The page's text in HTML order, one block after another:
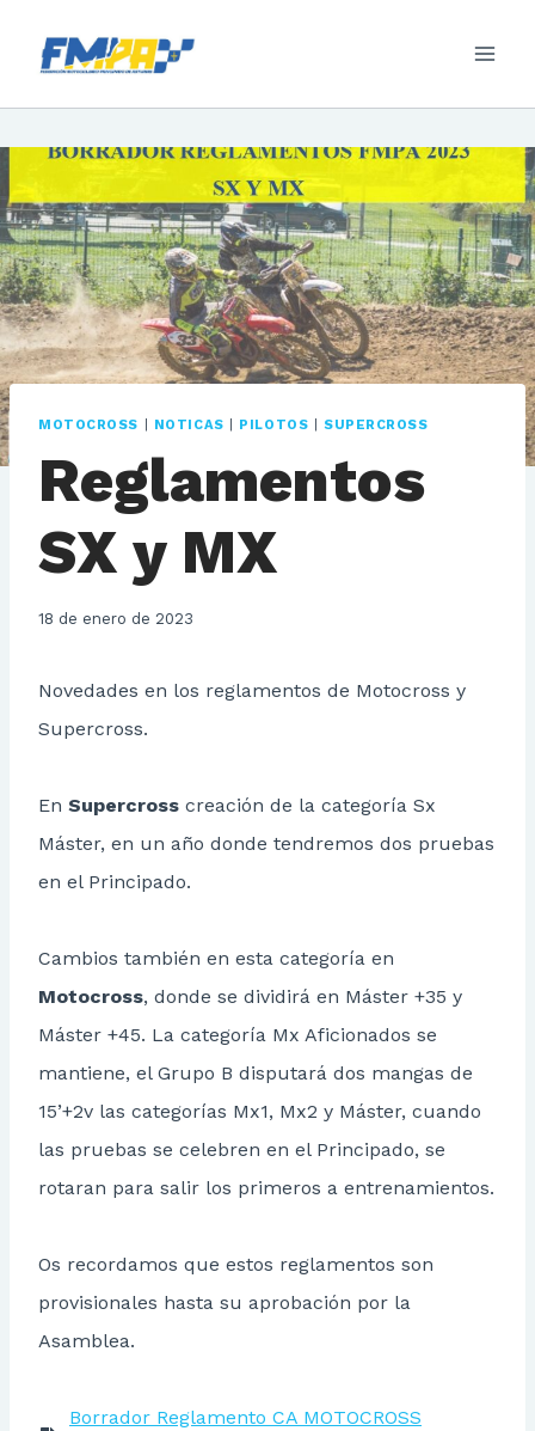
MOTOCROSS NOTICAS PILOTOS SUPERCROSS
Reglamentos
SX y MX
18 de enero de 2023
Novedades en los reglamentos de Motocross y
Supercross.
En Supercross creación de la categoría Sx
Máster, en un año donde tendremos dos pruebas
en el Principado.
Cambios también en esta categoría en
Motocross, donde se dividirá en Máster +35 y
Máster +45. La categoría Mx Aficionados se
mantiene, el Grupo B disputará dos mangas de
15’+2v las categorías Mx1, Mx2 y Máster, cuando
las pruebas se celebren en el Principado, se
rotaran para salir los primeros a entrenamientos.
Os recordamos que estos reglamentos son
provisionales hasta su aprobación por la
Asamblea.
Borrador Reglamento CA MOTOCROSS